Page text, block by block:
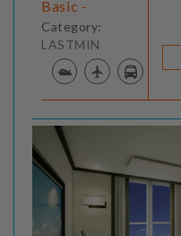
Basic -
Category:
LASTMIN